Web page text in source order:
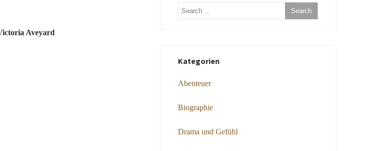
Aveyard
Kategorien
Abenteuer
Biographie
Drama und Gefühl